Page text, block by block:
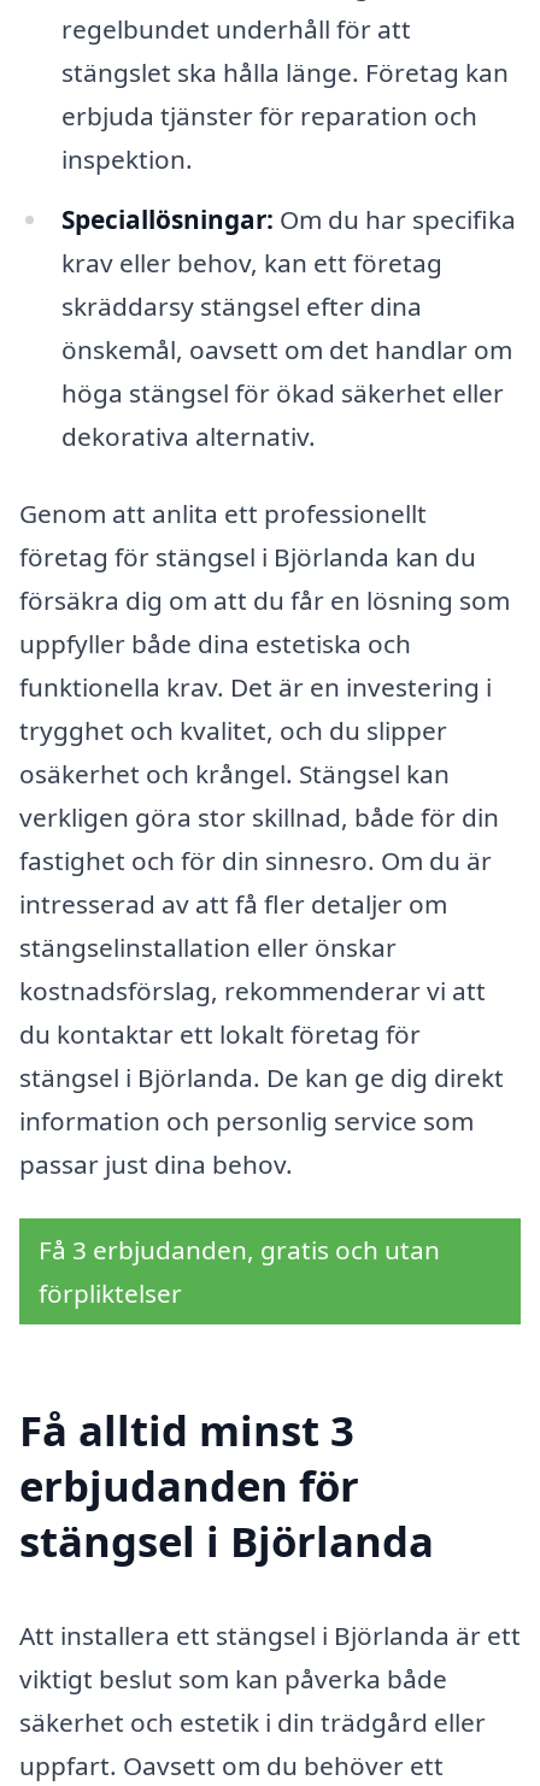
regelbundet underhåll för att
stängslet ska hålla länge. Företag kan
erbjuda tjänster för reparation och
inspektion.
Speciallösningar: Om du har specifika
krav eller behov, kan ett företag
skräddarsy stängsel efter dina
önskemål, oavsett om det handlar om
höga stängsel för ökad säkerhet eller
dekorativa alternativ.
Genom att anlita ett professionellt
företag för stängsel i Björlanda kan du
försäkra dig om att du får en lösning som
uppfyller både dina estetiska och
funktionella krav. Det är en investering i
trygghet och kvalitet, och du slipper
osäkerhet och krångel. Stängsel kan
verkligen göra stor skillnad, både för din
fastighet och för din sinnesro. Om du är
intresserad av att få fler detaljer om
stängselinstallation eller önskar
kostnadsförslag, rekommenderar vi att
du kontaktar ett lokalt företag för
stängsel i Björlanda. De kan ge dig direkt
information och personlig service som
passar just dina behov.
Få 3 erbjudanden, gratis och utan
förpliktelser
Få alltid minst 3
erbjudanden för
stängsel i Björlanda
Att installera ett stängsel i Björlanda är ett
viktigt beslut som kan påverka både
säkerhet och estetik i din trädgård eller
uppfart. Oavsett om du behöver ett